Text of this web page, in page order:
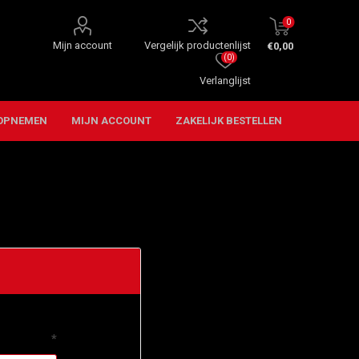
Mijn account Vergelijk productenlijst
Verlanglijst
(0)
0
€0,00
MIJN ACCOUNT ZAKELIJK BESTELLEN
*